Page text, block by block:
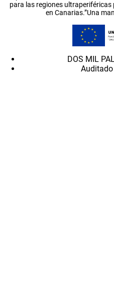
para las regiones
en Canarias.”Una
DOS MIL